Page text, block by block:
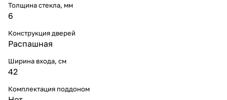
Толщина стекла, мм
6
Конструкция дверей
Распашная
Ширина входа, см
42
Комплектация поддоном